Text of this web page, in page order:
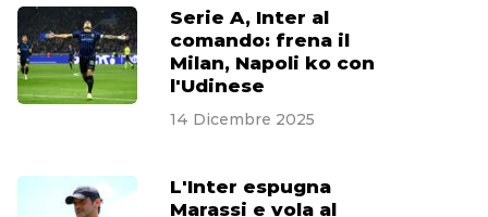
Serie A, Inter al
comando: frena il
Milan, Napoli ko con
l'Udinese
14 Dicembre 2025
L'Inter espugna
Marassi e vola al